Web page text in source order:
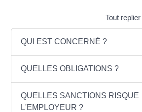
Tout replier
QUI EST CONCERNÉ ?
QUELLES OBLIGATIONS ?
QUELLES SANCTIONS RISQUE
L'EMPLOYEUR ?